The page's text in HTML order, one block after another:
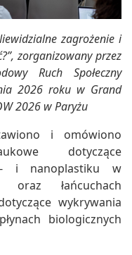
zagrożenie i
zorganizowany przez
Ruch Społeczny
2026 roku w Grand
2026 w Paryżu
i omówiono
dotyczące
i nanoplastiku w
łańcuchach
wykrywania
biologicznych